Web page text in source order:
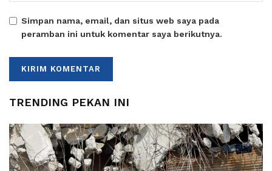
Simpan nama, email, dan situs web saya pada
peramban ini untuk komentar saya berikutnya.
TRENDING PEKAN INI